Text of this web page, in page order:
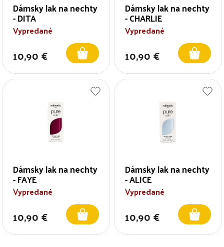
v
Dámsky lak na nechty
- DITA
Vypredané
10,90 €
Dámsky lak na nechty
- CHARLIE
Vypredané
10,90 €
Dámsky lak na nechty
- FAYE
Vypredané
10,90 €
Dámsky lak na nechty
- ALICE
Vypredané
10,90 €